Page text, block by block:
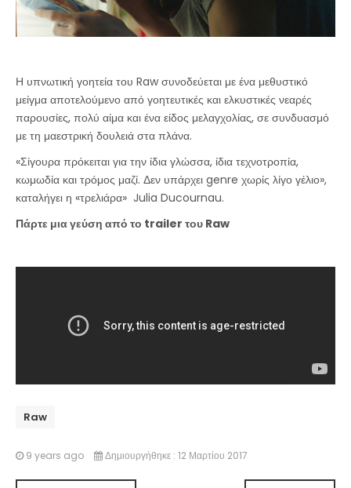
Η υπνωτική γοητεία του Raw συνοδεύεται με ένα μεθυστικό
μείγμα αποτελούμενο από γοητευτικές και ελκυστικές νεαρές
παρουσίες, πολύ αίμα και ένα είδος μελαγχολίας, σε συνδυασμό
με τη μαεστρική δουλειά στα πλάνα.
«Σίγουρα πρόκειται για την ίδια γλώσσα, ίδια τεχνοτροπία,
κωμωδία και τρόμος μαζί. Δεν υπάρχει genre χωρίς λίγο γέλιο»,
καταλήγει η «τρελιάρα» Julia Ducournau.
Πάρτε μια γεύση από το trailer του Raw
Raw
9 years ago Δημιουργήθηκε : 12 Μαρτίου 2017